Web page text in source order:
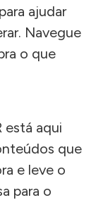
ajudar
Navegue
o que
está aqui
que
e leve o
para o